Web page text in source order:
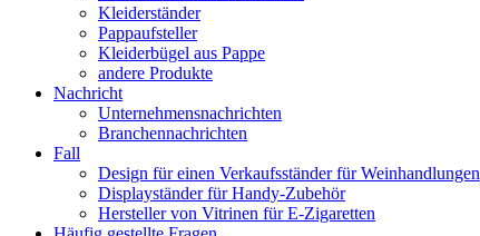
Kleiderständer
Pappaufsteller
Kleiderbügel aus Pappe
andere Produkte
Nachricht
Unternehmensnachrichten
Branchennachrichten
Fall
Design für einen Verkaufsständer für Weinhandlungen
Displayständer für Handy-Zubehör
Hersteller von Vitrinen für E-Zigaretten